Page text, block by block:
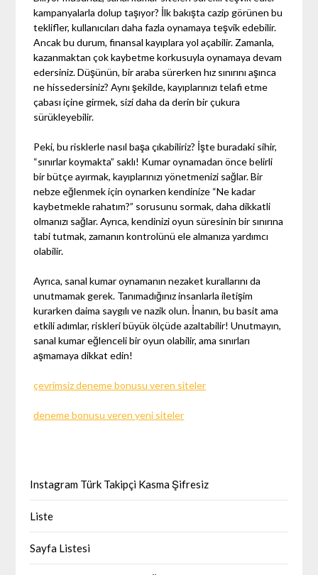
kampanyalarla dolup taşıyor? İlk bakışta cazip görünen bu
teklifler, kullanıcıları daha fazla oynamaya teşvik edebilir.
Ancak bu durum, finansal kayıplara yol açabilir. Zamanla,
kazanmaktan çok kaybetme korkusuyla oynamaya devam
edersiniz. Düşünün, bir araba sürerken hız sınırını aşınca
ne hissedersiniz? Aynı şekilde, kayıplarınızı telafi etme
çabası içine girmek, sizi daha da derin bir çukura
sürükleyebilir.
Peki, bu risklerle nasıl başa çıkabiliriz? İşte buradaki sihir,
“sınırlar koymakta” saklı! Kumar oynamadan önce belirli
bir bütçe ayırmak, kayıplarınızı yönetmenizi sağlar. Bir
nebze eğlenmek için oynarken kendinize “Ne kadar
kaybetmekle rahatım?” sorusunu sormak, daha dikkatli
olmanızı sağlar. Ayrıca, kendinizi oyun süresinin bir sınırına
tabi tutmak, zamanın kontrolünü ele almanıza yardımcı
olabilir.
Ayrıca, sanal kumar oynamanın nezaket kurallarını da
unutmamak gerek. Tanımadığınız insanlarla iletişim
kurarken daima saygılı ve nazik olun. İnanın, bu basit ama
etkili adımlar, riskleri büyük ölçüde azaltabilir! Unutmayın,
sanal kumar eğlenceli bir oyun olabilir, ama sınırları
aşmamaya dikkat edin!
çevrimsiz deneme bonusu veren siteler
deneme bonusu veren yeni siteler
Instagram Türk Takipçi Kasma Şifresiz
Liste
Sayfa Listesi